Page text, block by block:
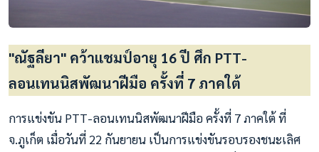
"ณัฐลียา" คว้าแชมป์อายุ 16 ปี ศึก PTT-
ลอนเทนนิสพัฒนาฝีมือ ครั้งที่ 7 ภาคใต้
การแข่งขัน PTT-ลอนเทนนิสพัฒนาฝีมือ ครั้งที่ 7 ภาคใต้ ที่
จ.ภูเก็ต เมื่อวันที่ 22 กันยายน เป็นการแข่งขันรอบรองชนะเลิศ